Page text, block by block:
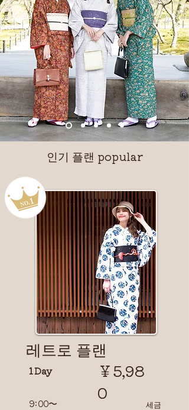
인기 플랜 popular
​레트로 플랜
1 Day
9:00〜
￥5,98
0
​세금